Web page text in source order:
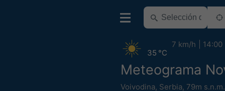
Meteograma
Voivodina, Serbia, 79m s.n.m.
35 °C
7 km/h 14:00